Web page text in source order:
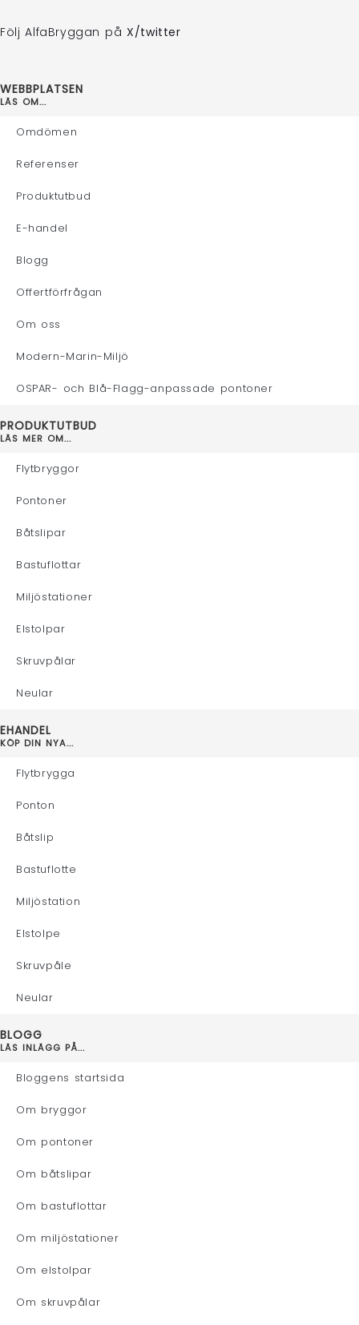
Följ AlfaBryggan på X/twitter
WEBBPLATSEN
LÄS OM...
Omdömen
Referenser
Produktutbud
E-handel
Blogg
Offertförfrågan
Om oss
Modern-Marin-Miljö
OSPAR- och Blå-Flagg-anpassade pontoner
PRODUKTUTBUD
LÄS MER OM...
Flytbryggor
Pontoner
Båtslipar
Bastuflottar
Miljöstationer
Elstolpar
Skruvpålar
Neular
EHANDEL
KÖP DIN NYA...
Flytbrygga
Ponton
Båtslip
Bastuflotte
Miljöstation
Elstolpe
Skruvpåle
Neular
BLOGG
LÄS INLÄGG PÅ...
Bloggens startsida
Om bryggor
Om pontoner
Om båtslipar
Om bastuflottar
Om miljöstationer
Om elstolpar
Om skruvpålar